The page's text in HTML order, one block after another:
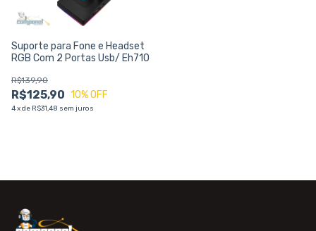
Suporte para Fone e Headset
RGB Com 2 Portas Usb/ Eh710
R$125,90
R$139,90
10% OFF
4xde R$31,48 sem juros